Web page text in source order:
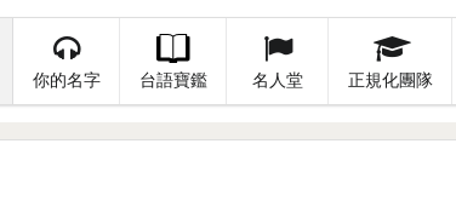
你的名字 台語寶鑑 名人堂 正規化團隊